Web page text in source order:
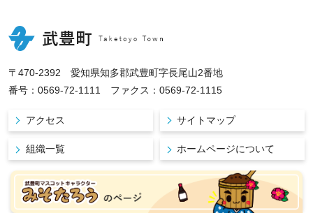
〒470-2392 愛知県知多郡武豊町字長尾山2番地
番号：0569-72-1111 ファクス：0569-72-1115
アクセス サイトマップ
組織一覧 ホームページについて